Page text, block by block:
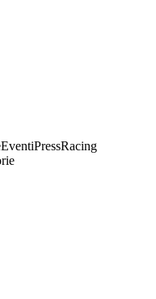
EventiPressRacing